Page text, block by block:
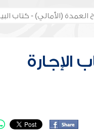
العمدة (الأمالي) - كتاب
الإجارة